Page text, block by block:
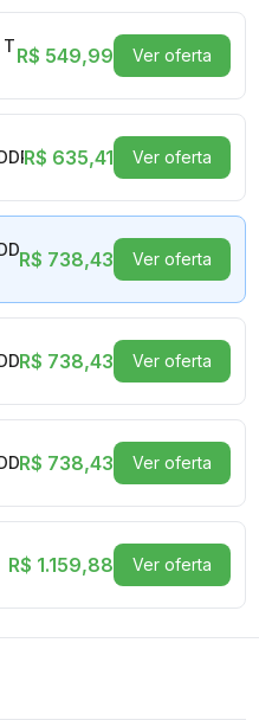
AM4, Sem Vídeo
R$ 549,99 Ver oferta
Sem Vídeo Integrado -
R$ 635,41 Ver oferta
Sem Vídeo Integrado -
R$ 738,43 Ver oferta
Sem Vídeo Integrado -
R$ 738,43 Ver oferta
Sem Vídeo Integrado -
R$ 738,43 Ver oferta
R$ 1.159,88 Ver oferta